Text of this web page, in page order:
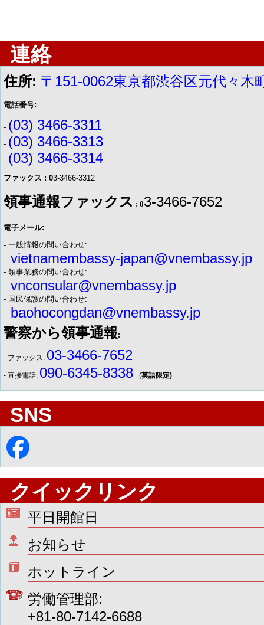
連絡
住所: 〒151-0062東京都渋谷区元代々木
電話番号:
- (03) 3466-3311
- (03) 3466-3313
- (03) 3466-3314
ファックス : 03-3466-3312
領事通報ファックス : 03-3466-7652
電子メール:
- 一般情報の問い合わせ:
vietnamembassy-japan@vnembassy.jp
- 領事業務の問い合わせ:
vnconsular@vnembassy.jp
- 国民保護の問い合わせ:
baohocongdan@vnembassy.jp
警察から領事通報:
- ファックス: 03-3466-7652
- 直接電話: 090-6345-8338 (英語限定)
SNS
クイックリンク
平日開館日
お知らせ
ホットライン
労働管理部:
+81-80-7142-6688